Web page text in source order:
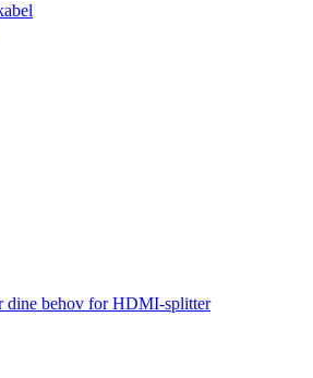
dine behov for HDMI-splitter